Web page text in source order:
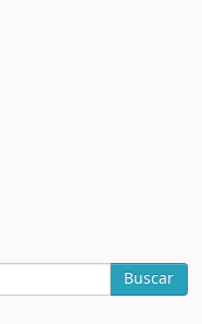
Buscar